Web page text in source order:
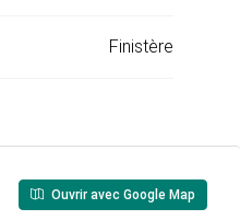
Finistère
Ouvrir avec Google Map